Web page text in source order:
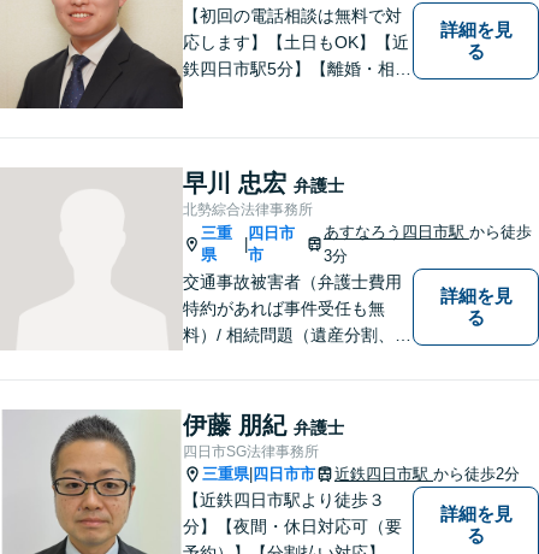
ぞご連絡ください。
【初回の電話相談は無料で対
応します】【土日もOK】【近
鉄四日市駅5分】【離婚・相続
刑事事件全般】双方ともに納
得する解決を目指します【交
通事故】示談金の増額に向け
尽力
詳細を見
る
早川 忠宏 弁護士
北勢綜合法律事務所
三重
県
四日市
市
あすなろう四日市駅 から徒歩
3分
交通事故被害者（弁護士費用
特約があれば事件受任も無
料）/ 相続問題（遺産分割、遺
さい。
詳細を見
る
伊藤 朋紀 弁護士
四日市SG法律事務所
三重県| 四日市市 近鉄四日市駅 から徒歩2分
【近鉄四日市駅より徒歩３
分】【夜間・休日対応可（要
詳細を見
る